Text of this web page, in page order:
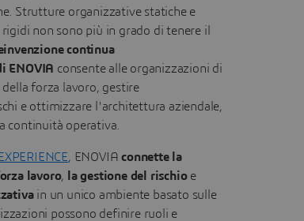
Strutture organizzative statiche e
non sono più in grado di tenere il
continua
ENOVIA consente alle organizzazioni di
forza lavoro, gestire
e ottimizzare l'architettura aziendale,
continuità operativa.
EXPERIENCE, ENOVIAconnette la
lavoro, la gestione del rischioe
in un unico ambiente basato sulle
possono definire ruoli e